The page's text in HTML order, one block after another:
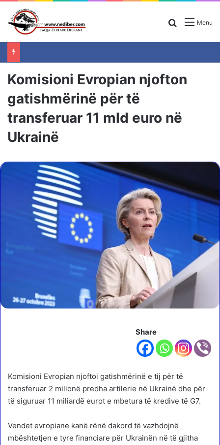
Menu
Search for
Komisioni Evropian njofton
gatishmërinë për të
transferuar 11 mld euro në
Ukrainë
Share
Komisioni Evropian njoftoi gatishmërinë e tij për të
transferuar 2 milionë predha artilerie në Ukrainë dhe për
të siguruar 11 miliardë eurot e mbetura të kredive të G7.
Vendet evropiane kanë rënë dakord të vazhdojnë
mbështetjen e tyre financiare për Ukrainën në të gjitha